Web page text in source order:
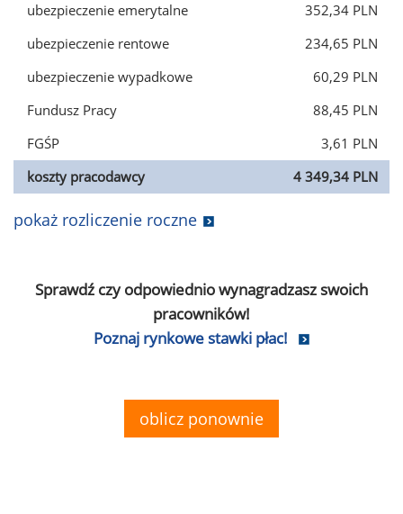
ubezpieczenie emerytalne
352,34 PLN
ubezpieczenie rentowe
234,65 PLN
ubezpieczenie wypadkowe
60,29 PLN
Fundusz Pracy
88,45 PLN
FGŚP
3,61 PLN
koszty pracodawcy
4 349,34 PLN
pokaż rozliczenie roczne
Sprawdź czy odpowiednio wynagradzasz swoich
pracowników!
Poznaj rynkowe stawki płac!
oblicz ponownie